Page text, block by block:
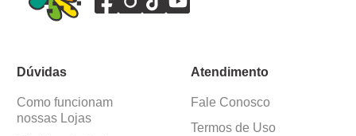
Dúvidas
Como funcionam
nossas Lojas
Atendimento
Fale Conosco
Termos de Uso